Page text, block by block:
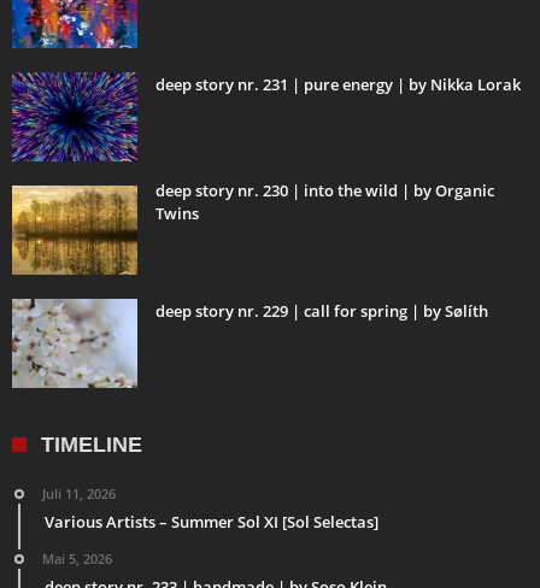
deep story nr. 231 | pure energy | by Nikka Lorak
deep story nr. 230 | into the wild | by Organic
Twins
deep story nr. 229 | call for spring | by Sølíth
TIMELINE
Juli 11, 2026
Various Artists – Summer Sol XI [Sol Selectas]
Mai 5, 2026